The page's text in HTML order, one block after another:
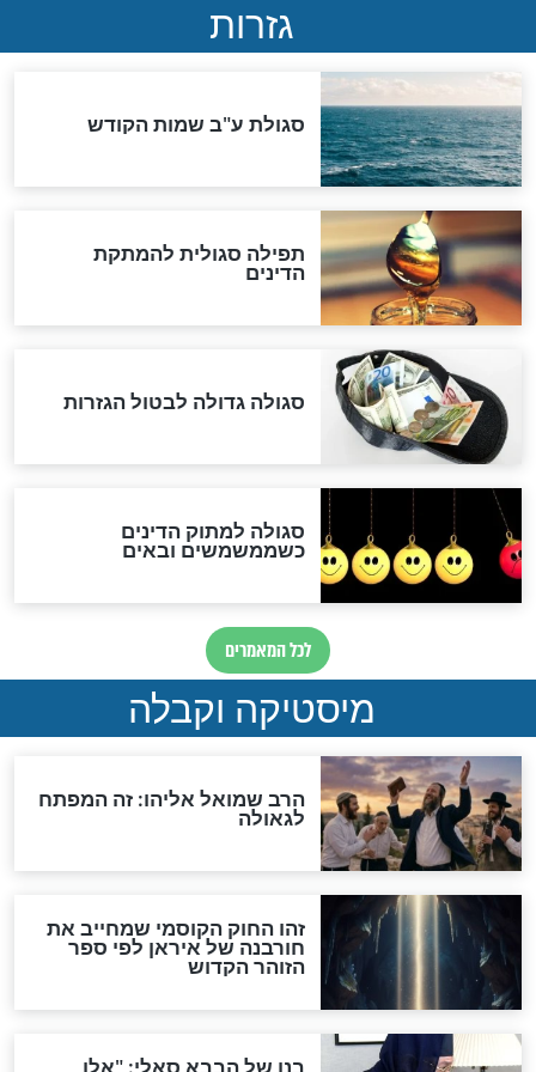
סימני שאלה
המסמך האבוד שנחשף
במרתפי מוסקבה: כתב היד
הנדיר של הרשב"ם התגלה
שורדת השואה שחוגגת 100:
"מודה לקב"ה על כל השנים"
לכל המאמרים
אחרית הימים
האם אפשר לחשב את הקץ?
מה יהיה בימות המשיח?
"לפני הגאולה תהיה אפיקורסות
והכחשה גדולה מאוד של
האמונה"